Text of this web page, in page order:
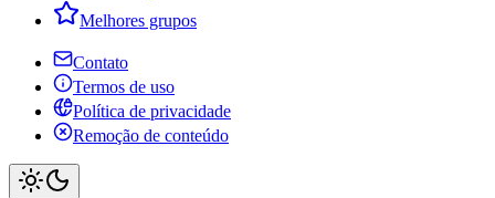
Melhores grupos
Contato
Termos de uso
Política de privacidade
Remoção de conteúdo